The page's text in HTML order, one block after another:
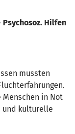
Psychosoz. Hilfen
mussten
in Not
und kulturelle